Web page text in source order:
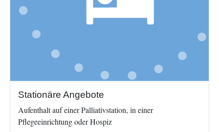
Stationäre Angebote
Aufenthalt auf einer Palliativstation, in einer
Pflegeeinrichtung oder Hospiz